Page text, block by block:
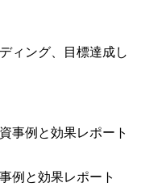
ィング、目標達成し
例と効果レポート